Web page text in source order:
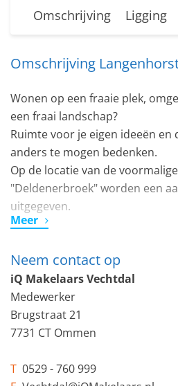
Omschrijving Ligging
Omschrijving
Wonen op een fraaie plek,
een fraai landschap?
Ruimte voor je eigen ideeën en
anders te mogen bedenken.
Op de locatie van de
"Deldenerbroek" worden een
uitgegeven.
Twentsche Golfclub ligt om de
De getoonde woning is
Het betreft een Casco-bouw.
De inrichting kan nog steeds
Meer
Neem contact op
iQ Makelaars Vechtdal
Medewerker
Brugstraat 21
7731 CT Ommen
T 0529 - 760 999